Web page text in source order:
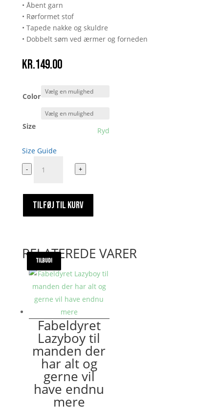
• Åbent garn
• Rørformet stof
• Tapede nakke og skuldre
• Dobbelt søm ved ærmer og forneden
kr.149.00
Color
Size Ryd
Size Guide
Jeg
hader
liv
har
at
antal
- +
TILFØJ TIL KURV
RELATEREDE VARER
Fabeldyret
Lazyboy til
manden der
har alt og
gerne vil
have endnu
mere
TILBUD!
TILBUD!